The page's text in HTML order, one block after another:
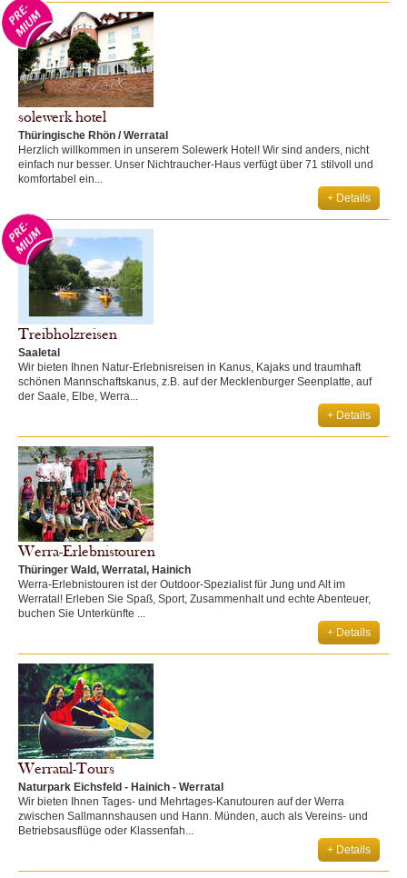
solewerk hotel
Thüringische Rhön / Werratal
Herzlich willkommen in unserem Solewerk Hotel! Wir sind anders, nicht
einfach nur besser. Unser Nichtraucher-Haus verfügt über 71 stilvoll und
komfortabel ein...
+ Details
Treibholzreisen
Saaletal
Wir bieten Ihnen Natur-Erlebnisreisen in Kanus, Kajaks und traumhaft
schönen Mannschaftskanus, z.B. auf der Mecklenburger Seenplatte, auf
der Saale, Elbe, Werra...
+ Details
Werra-Erlebnistouren
Thüringer Wald, Werratal, Hainich
Werra-Erlebnistouren ist der Outdoor-Spezialist für Jung und Alt im
Werratal! Erleben Sie Spaß, Sport, Zusammenhalt und echte Abenteuer,
buchen Sie Unterkünfte ...
+ Details
Werratal-Tours
Naturpark Eichsfeld - Hainich - Werratal
Wir bieten Ihnen Tages- und Mehrtages-Kanutouren auf der Werra
zwischen Sallmannshausen und Hann. Münden, auch als Vereins- und
Betriebsausflüge oder Klassenfah...
+ Details